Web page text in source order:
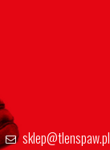
sklep@tlenspaw.pl